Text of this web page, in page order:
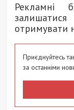
Рекламні
отримувати
Приєднуйтесь
за останніми